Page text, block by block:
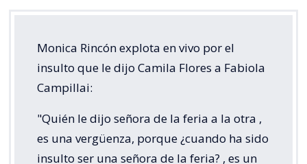
Monica Rincón explota en vivo por el
insulto que le dijo Camila Flores a Fabiola
Campillai:
"Quién le dijo señora de la feria a la otra ,
es una vergüenza, porque ¿cuando ha sido
insulto ser una señora de la feria? , es un